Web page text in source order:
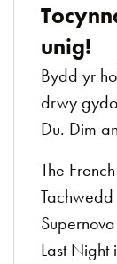
unig!
Bydd yr
drwy
Du. Dim
The
Tachwedd
Last Night